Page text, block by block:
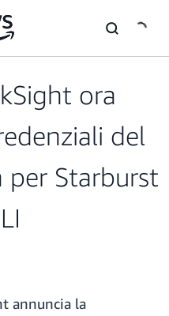
ora
del
per Starburst
annuncia la